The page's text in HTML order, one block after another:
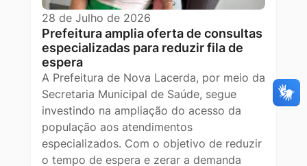
28 de Julho de 2026
Prefeitura amplia oferta de consultas
especializadas para reduzir fila de
espera
A Prefeitura de Nova Lacerda, por meio da
Secretaria Municipal de Saúde, segue
investindo na ampliação do acesso da
população aos atendimentos
especializados. Com o objetivo de reduzir
o tempo de espera e zerar a demanda